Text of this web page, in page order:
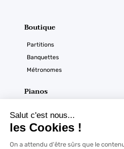
Boutique
Partitions
Banquettes
Métronomes
Pianos
Acoustiques
Numériques
Ouverture du magasin